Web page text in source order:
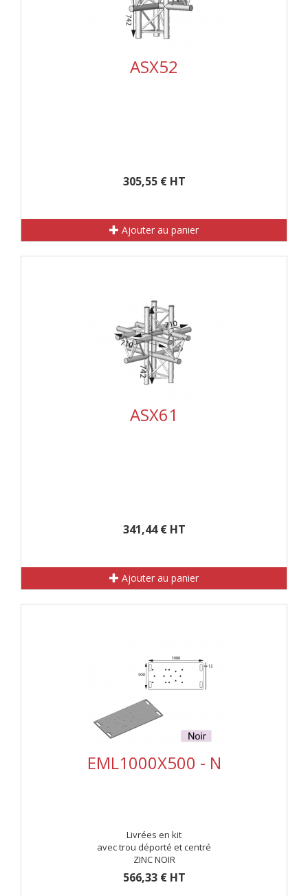
ASX52
305,55 € HT
Ajouter au panier
ASX61
341,44 € HT
Ajouter au panier
EML1000X500 - N
Livrées en kit
avec trou déporté et centré
ZINC NOIR
566,33 € HT